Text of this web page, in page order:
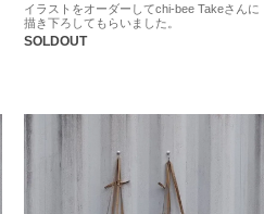
イラストをオーダーしてchi-bee Takeさんに
描き下ろしてもらいました。
SOLDOUT